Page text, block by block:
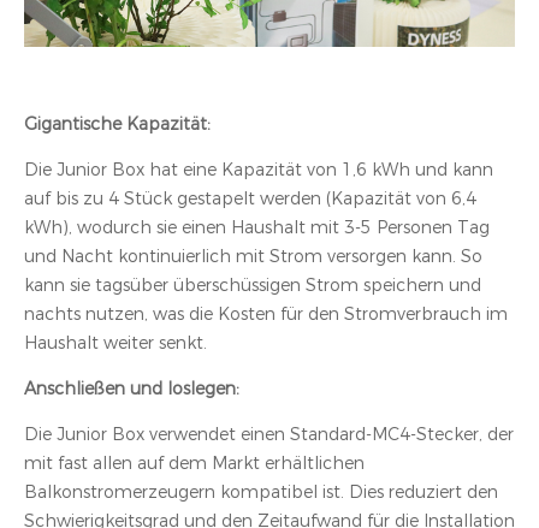
Gigantische Kapazität:
Die Junior Box hat eine Kapazität von 1,6 kWh und kann
auf bis zu 4 Stück gestapelt werden (Kapazität von 6,4
kWh), wodurch sie einen Haushalt mit 3-5 Personen Tag
und Nacht kontinuierlich mit Strom versorgen kann. So
kann sie tagsüber überschüssigen Strom speichern und
nachts nutzen, was die Kosten für den Stromverbrauch im
Haushalt weiter senkt.
Anschließen und loslegen:
Die Junior Box verwendet einen Standard-MC4-Stecker, der
mit fast allen auf dem Markt erhältlichen
Balkonstromerzeugern kompatibel ist. Dies reduziert den
Schwierigkeitsgrad und den Zeitaufwand für die Installation